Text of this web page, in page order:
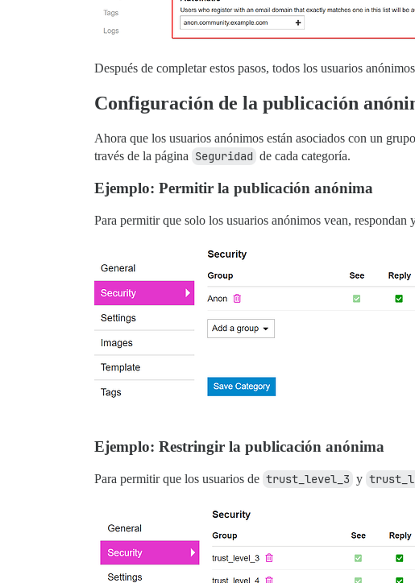
Después de completar estos pasos, todos los usuarios
Configuración de la publicación
Ahora que los usuarios anónimos están asociados con un
través de la página Seguridad de cada categoría.
Ejemplo: Permitir la publicación anónima
Para permitir que solo los usuarios anónimos vean, respondan
Ejemplo: Restringir la publicación anónima
Para permitir que los usuarios de trust_level_3 y